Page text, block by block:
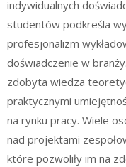
indywidualnych
studentów podkreśla
profesjonalizm
doświadczenie w
zdobyta wiedza
praktycznymi
na rynku pracy. Wiele
nad projektami
które pozwoliły im na